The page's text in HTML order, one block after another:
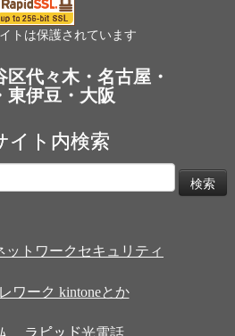
トは保護されています
代々木・名古屋・
東伊豆・大阪
イト内検索
ットワークセキュリティ
ワーク kintoneとか
ﾑ ラピッド光電話